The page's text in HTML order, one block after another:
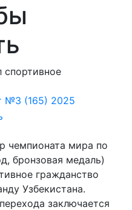
спортивное
№3 (165) 2025
чемпионата мира по
бронзовая медаль)
гражданство
Узбекистана.
заключается